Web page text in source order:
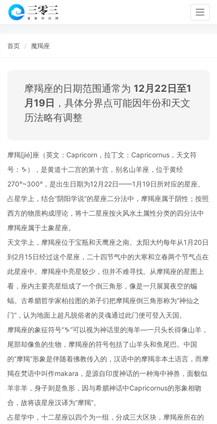
首页 魔羯座
摩羯座的日期范围通常为 12月22日至1
月19日 ，具体分界点可能因年份和天文
历法略有调整
摩羯[jié]座（英文：Capricorn，拉丁文：Capricornus，天文符
号：♑），是黄道十二宫的第十宫，别名山羊座，位于黄经
270°~300°，是出生日期为12月22日——1月19日所对应的星座。
占星学上，结合“阴阳学说”的星座二分法中，摩羯座属于阴性；按照
西方的物质构成理论，将十二星座按火风水土属性分类的四分法中
摩羯座属于土象星座。
天文学上，摩羯座位于宝瓶和天鹰座之南。太阳大约每年从1月20日
到2月15日经过这个星座，二十四节气中的大寒和立春两个节气点在
此星座中。摩羯座中亮星较少，但并不难寻找。从摩羯座的星图上
看，座内主要亮星组成了一个倒三角形，像是一只展翼夜空的蝙
蝠。古希腊哲学家柏拉图的弟子们把摩羯座倒三角形称为“神仙之
门”，认为地面上超凡脱俗者的灵魂通过此门便可登入天国。
摩羯座的象征符号“♑”可以视为神话里的海羊—一只头长得像山羊，
尾部却像鱼的生物，摩羯座的符号包括了山羊头和鱼尾巴。中国
的“摩羯”形象是伴随着佛教传入的，汉语中的摩羯非本土语言，而摩
羯在梵语中叫作makara，是源自印度神话的一种海中神兽，面貌似
羊非羊，身子则是鱼形，因与希腊神话中Capricornus的形象相吻
合，故将该星座汉译为“摩羯”。
占星学中，十二星座以四个为一组，分成三大区块，摩羯座所在的